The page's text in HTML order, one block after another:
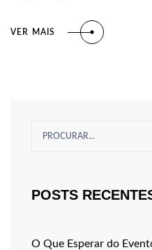
VER MAIS
POSTS
O Que Esperar do